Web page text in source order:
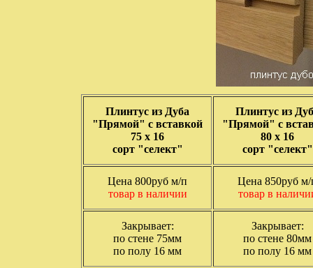
Плинтус из Дуба
"Прямой" с вставкой
75 х 16
сорт "селект"
Плинтус из
"Прямой" с
80 х 16
сорт "селект"
Цена 800руб м/п
товар в наличии
Цена 850руб
товар в
Закрывает:
по стене 75мм
по полу 16 мм
Закрывает:
по стене 80мм
по полу 16 мм